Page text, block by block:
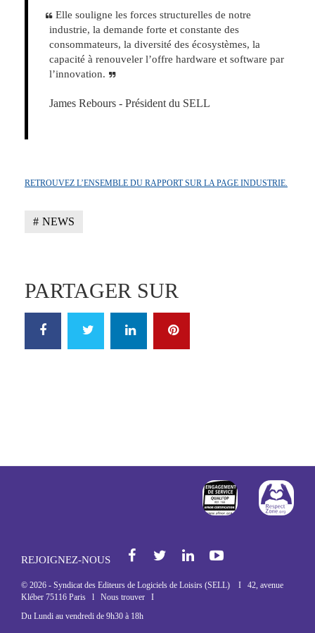
Elle souligne les forces structurelles de notre
industrie, la demande forte et constante des
consommateurs, la diversité des écosystèmes, la
capacité à renouveler l’offre hardware et software par
l’innovation.
James Rebours - Président du SELL
RETROUVEZ L’ENSEMBLE DU RAPPORT SUR LA PAGE INDUSTRIE.
NEWS
PARTAGER SUR
FACEBOOK TWITTER LINKEDIN
http://
REJOIGNEZ-NOUS
© 2026 - Syndicat des Editeurs de Logiciels de Loisirs (SELL) I 42, avenue
Kléber 75116 Paris l Nous trouver I
Du Lundi au vendredi de 9h30 à 18h